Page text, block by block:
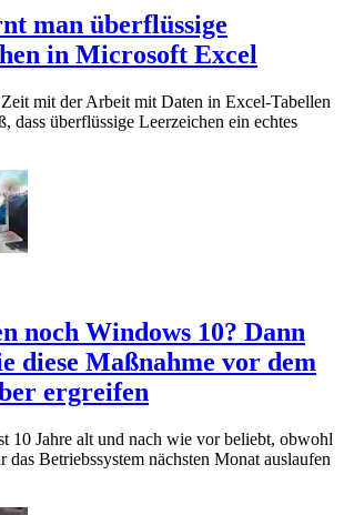
man überflüssige
in Microsoft Excel
mit der Arbeit mit Daten in Excel-Tabellen
dass überflüssige Leerzeichen ein echtes
noch Windows 10? Dann
diese Maßnahme vor dem
ergreifen
10 Jahre alt und nach wie vor beliebt, obwohl
das Betriebssystem nächsten Monat auslaufen